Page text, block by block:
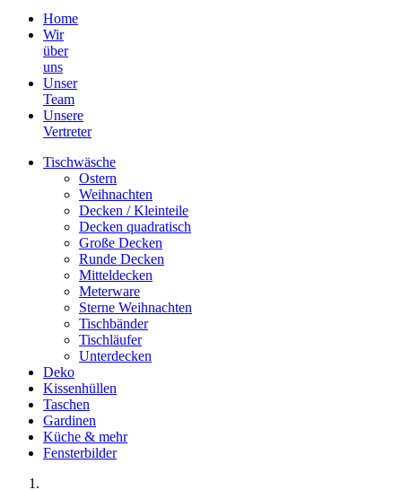
Home
Wir
über
uns
Unser
Team
Unsere
Vertreter
Tischwäsche
Ostern
Weihnachten
Decken / Kleinteile
Decken quadratisch
Große Decken
Runde Decken
Mitteldecken
Meterware
Sterne Weihnachten
Tischbänder
Tischläufer
Unterdecken
Deko
Kissenhüllen
Taschen
Gardinen
Küche & mehr
Fensterbilder